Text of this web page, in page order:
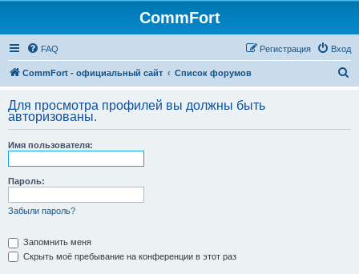
CommFort
FAQ Вход
Регистрация
CommFort - официальный сайт Список форумов
с
Для просмотра профилей вы должны быть
авторизованы.
Имя пользователя:
Пароль:
Забыли пароль?
Запомнить меня
Скрыть моё пребывание на конференции в этот раз